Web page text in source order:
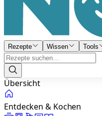
Rezepte Wissen Tools
Übersicht
Entdecken & Kochen